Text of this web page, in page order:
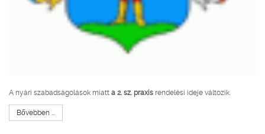
A nyári szabadságolások miatt a 2. sz. praxis rendelési ideje változik.
Bővebben ...